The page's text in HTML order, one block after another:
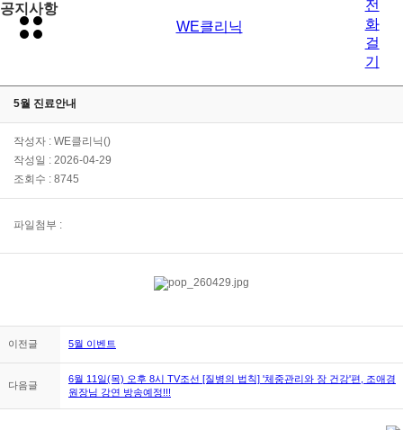
공지사항
5월 진료안내
작성자 : WE클리닉()
작성일 : 2026-04-29
조회수 : 8745
파일첨부 :
이전글 5월 이벤트
다음글
6월 11일(목) 오후 8시 TV조선 [질병의 법칙] '체중관리와 장 건강'편, 조애경
원장님 강연 방송예정!!!